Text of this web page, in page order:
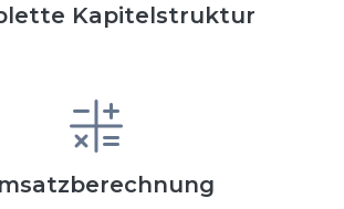
Kapitelstruktur